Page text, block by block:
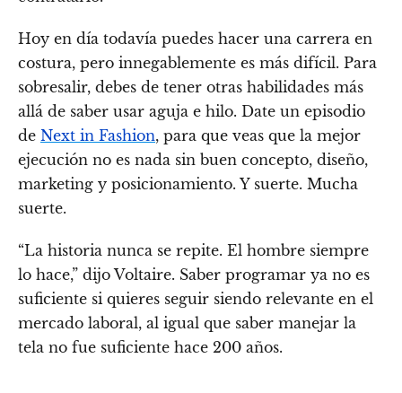
Hoy en día todavía puedes hacer una carrera en
costura, pero innegablemente es más difícil. Para
sobresalir, debes de tener otras habilidades más
allá de saber usar aguja e hilo. Date un episodio
de Next in Fashion, para que veas que la mejor
ejecución no es nada sin buen concepto, diseño,
marketing y posicionamiento. Y suerte. Mucha
suerte.
“La historia nunca se repite. El hombre siempre
lo hace,” dijo Voltaire. Saber programar ya no es
suficiente si quieres seguir siendo relevante en el
mercado laboral, al igual que saber manejar la
tela no fue suficiente hace 200 años.